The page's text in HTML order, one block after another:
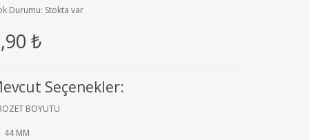
Durumu: Stokta var
₺
Seçenekler:
BOYUTU
44 MM